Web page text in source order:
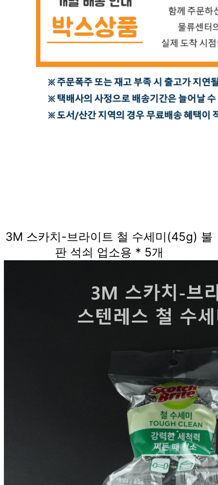
3M 스카치-브라이트 철 수세미(45g) 불
판 석쇠 업소용 * 5개